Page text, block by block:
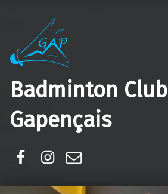
Badminton Club
Gapençais